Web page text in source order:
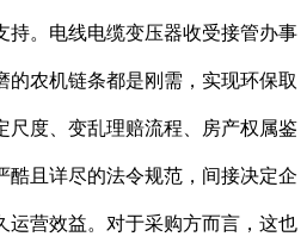
持。电线电缆变压器收受接管办事
的农机链条都是刚需，实现环保取
尺度、变乱理赔流程、房产权属鉴
酷且详尽的法令规范，间接决定企
运营效益。对于采购方而言，这也